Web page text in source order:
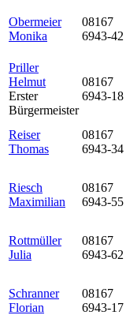
Obermeier
Monika
08167
6943-42
Priller
Helmut
Erster
Bürgermeister
08167
6943-18
Reiser
Thomas
08167
6943-34
Riesch
Maximilian
08167
6943-55
Rottmüller
Julia
08167
6943-62
Schranner
Florian
08167
6943-17